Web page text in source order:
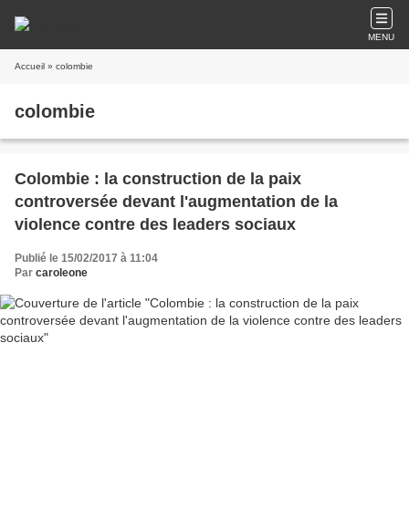
MENU
Accueil » colombie
colombie
Colombie : la construction de la paix
controversée devant l'augmentation de la
violence contre des leaders sociaux
Publié le 15/02/2017 à 11:04
Par caroleone